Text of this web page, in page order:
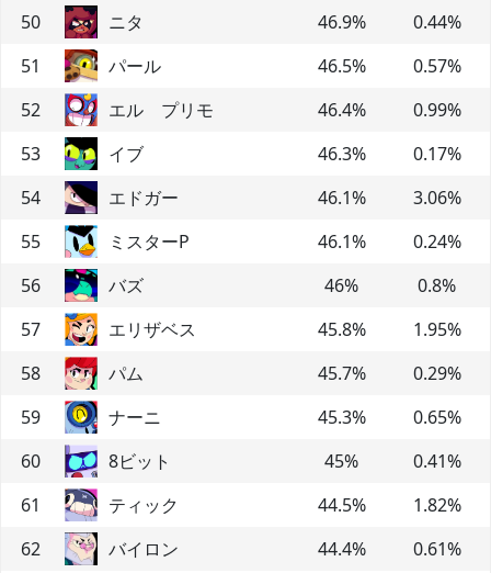
50
ニタ 46.9% 0.44%
51
パール 46.5% 0.57%
52
エル プリモ 46.4% 0.99%
53
イブ 46.3% 0.17%
54
エドガー 46.1% 3.06%
55
ミスターP 46.1% 0.24%
56
バズ 46% 0.8%
57
エリザベス 45.8% 1.95%
58
パム 45.7% 0.29%
59
ナーニ 45.3% 0.65%
60
8ビット 45% 0.41%
61
ティック 44.5% 1.82%
62
バイロン 44.4% 0.61%